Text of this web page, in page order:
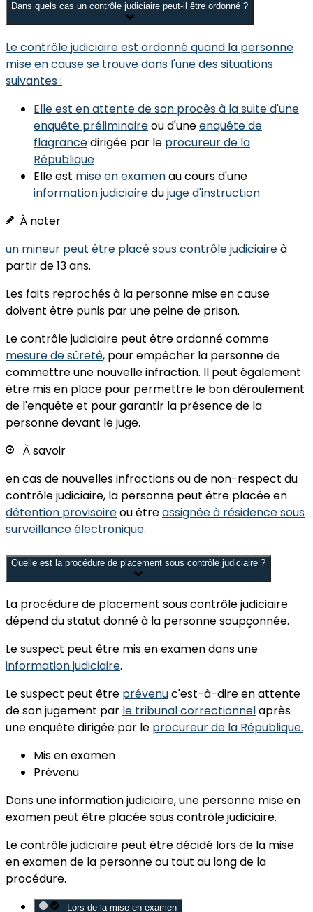
Dans quels cas un contrôle judiciaire peut-il être ordonné ?
Le contrôle judiciaire est ordonné quand la personne
mise en cause se trouve dans l'une des situations
suivantes :
Elle est enattente de son procèsà la suite d'une
enquête préliminaireou d'uneenquête de
flagrancedirigée par le procureur de la
République
Elle est mise en examenau cours d'une
information judiciairedujuge d'instruction
À noter
un mineur peut être placé sous contrôle judiciaireà
partir de 13 ans.
Les faits reprochés à la personne mise en cause
doivent être punis par une peine de prison.
Le contrôle judiciaire peut être ordonné comme
mesure de sûreté, pour empêcher la personne de
commettre une nouvelle infraction. Il peut également
être mis en place pour permettre le bon déroulement
de l'enquêteet pourgarantir la présence de la
personne devant le juge.
À savoir
en cas de nouvelles infractions ou de non-respect du
contrôle judiciaire, la personne peut être placée en
détention provisoireou êtreassignée à résidence sous
surveillance électronique.
Quelle est la procédure de placement sous contrôle judiciaire ?
La procédure de placement sous contrôle judiciaire
dépend du statut donné à la personne soupçonnée.
Le suspect peut être mis en examendans une
information judiciaire.
Le suspect peut être prévenuc'est-à-dire en attente
de son jugement par le tribunal correctionnelaprès
une enquête dirigée par le procureur de la République.
Mis en examen
Prévenu
Dans une information judiciaire, une personne mise en
examen peut être placée sous contrôle judiciaire.
Le contrôle judiciaire peut être décidé lors de la mise
en examen de la personneou tout au long de la
procédure.
Lors de la mise en examen